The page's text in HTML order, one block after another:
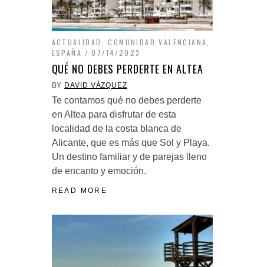
ACTUALIDAD ,COMUNIDAD VALENCIANA
ESPAÑA
07/14/2023
QUÉ NO DEBES PERDERTE EN ALTEA
BY DAVID VÁZQUEZ
Te contamos qué no debes perderte
en Altea para disfrutar de esta
localidad de la costa blanca de
Alicante, que es más que Sol y Playa.
Un destino familiar y de parejas lleno
de encanto y emoción.
READ MORE